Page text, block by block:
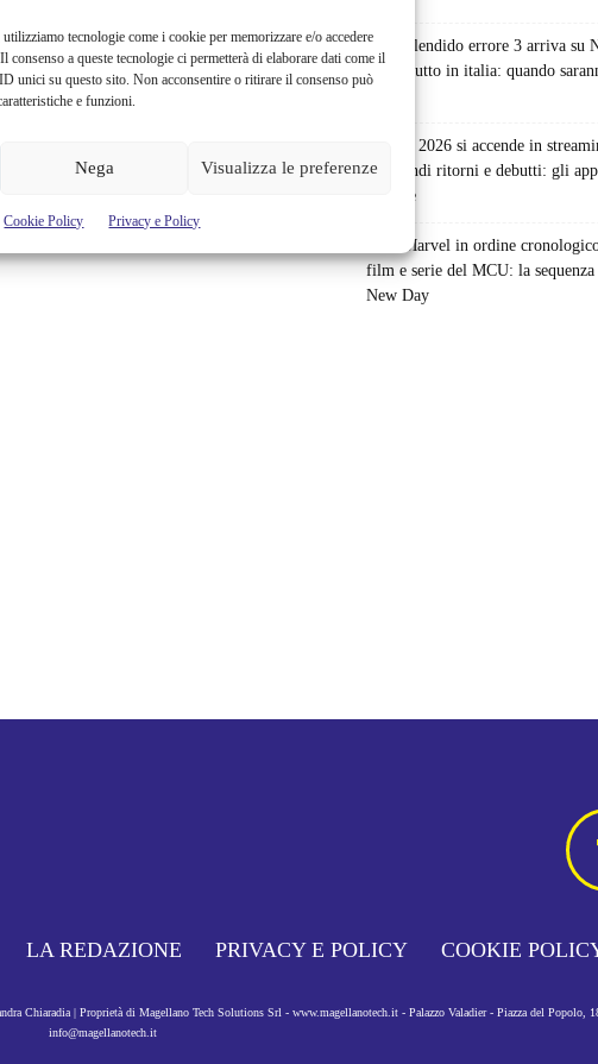
tecnologie come i cookie per memorizzare e/o accedere
a queste tecnologie ci permetterà di elaborare dati come il
unici su questo sito. Non acconsentire o ritirare il consenso può
e funzioni.
Nega Visualizza le preferenze
Cookie Policy Privacy e Policy
Uno splendido errore 3 arriva su
del debutto in italia: quando
Agosto 2026 si accende in
tra grandi ritorni e debutti: gli
perdere
Film Marvel in ordine
film e serie del MCU: la
New Day
LA REDAZIONE PRIVACY E POLICY COOKIE
Chiaradia | Proprietà di Magellano Tech Solutions Srl - www.magellanotech.it - Palazzo Valadier - Piazza del Popolo,
info@magellanotech.it